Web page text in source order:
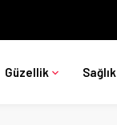
Güzellik Sağlık